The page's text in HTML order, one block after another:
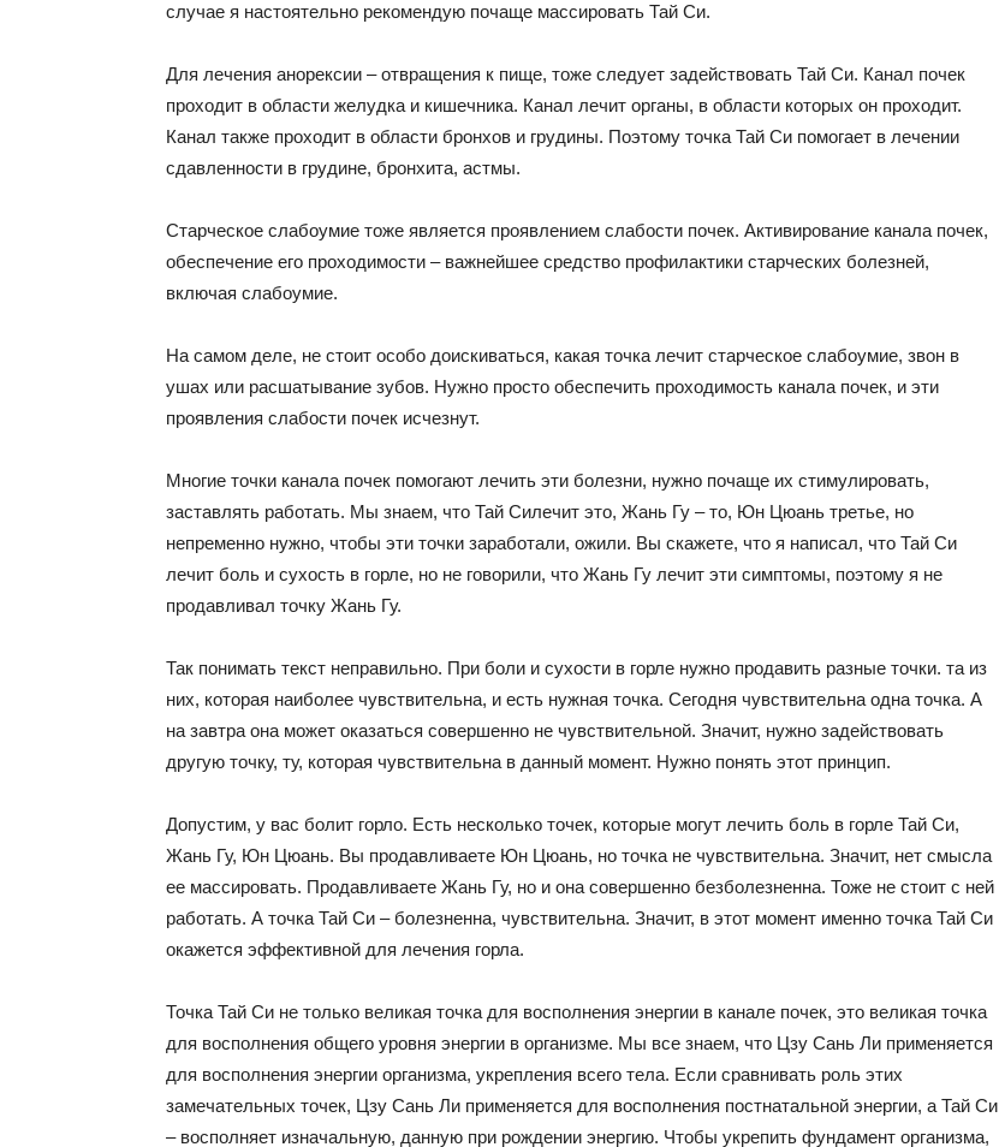
случае я настоятельно рекомендую почаще массировать Тай Си.
Для лечения анорексии – отвращения к пище, тоже следует задействовать Тай Си. Канал почек
проходит в области желудка и кишечника. Канал лечит органы, в области которых он проходит.
Канал также проходит в области бронхов и грудины. Поэтому точка Тай Си помогает в лечении
сдавленности в грудине, бронхита, астмы.
Старческое слабоумие тоже является проявлением слабости почек. Активирование канала почек,
обеспечение его проходимости – важнейшее средство профилактики старческих болезней,
включая слабоумие.
На самом деле, не стоит особо доискиваться, какая точка лечит старческое слабоумие, звон в
ушах или расшатывание зубов. Нужно просто обеспечить проходимость канала почек, и эти
проявления слабости почек исчезнут.
Многие точки канала почек помогают лечить эти болезни, нужно почаще их стимулировать,
заставлять работать. Мы знаем, что Тай Силечит это, Жань Гу – то, Юн Цюань третье, но
непременно нужно, чтобы эти точки заработали, ожили. Вы скажете, что я написал, что Тай Си
лечит боль и сухость в горле, но не говорили, что Жань Гу лечит эти симптомы, поэтому я не
продавливал точку Жань Гу.
Так понимать текст неправильно. При боли и сухости в горле нужно продавить разные точки. та из
них, которая наиболее чувствительна, и есть нужная точка. Сегодня чувствительна одна точка. А
на завтра она может оказаться совершенно не чувствительной. Значит, нужно задействовать
другую точку, ту, которая чувствительна в данный момент. Нужно понять этот принцип.
Допустим, у вас болит горло. Есть несколько точек, которые могут лечить боль в горле Тай Си,
Жань Гу, Юн Цюань. Вы продавливаете Юн Цюань, но точка не чувствительна. Значит, нет смысла
ее массировать. Продавливаете Жань Гу, но и она совершенно безболезненна. Тоже не стоит с ней
работать. А точка Тай Си – болезненна, чувствительна. Значит, в этот момент именно точка Тай Си
окажется эффективной для лечения горла.
Точка Тай Си не только великая точка для восполнения энергии в канале почек, это великая точка
для восполнения общего уровня энергии в организме. Мы все знаем, что Цзу Сань Ли применяется
для восполнения энергии организма, укрепления всего тела. Если сравнивать роль этих
замечательных точек, Цзу Сань Ли применяется для восполнения постнатальной энергии, а Тай Си
– восполняет изначальную, данную при рождении энергию. Чтобы укрепить фундамент организма,